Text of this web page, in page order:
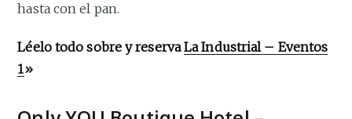
hasta con el pan.
Léelo todo sobre y reservaLa Industrial – Eventos
1»